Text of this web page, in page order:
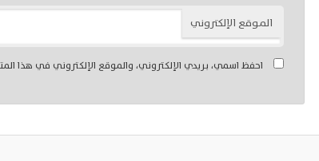
الموقع الإلكتروني
احفظ اسمي، بريدي الإلكتروني، والموقع الإلكتروني في هذا